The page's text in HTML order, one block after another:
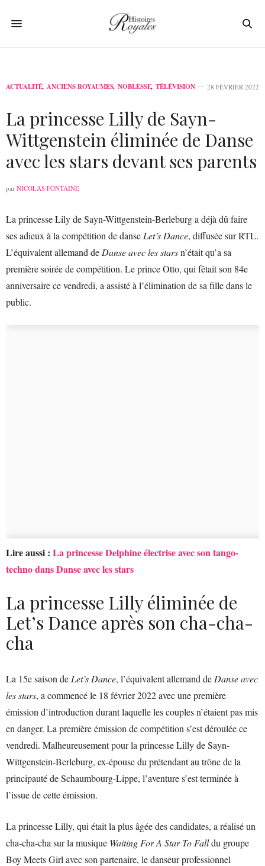
ACTUALITÉ, ANCIENS ROYAUMES, NOBLESSE, TÉLÉVISION 28 FÉVRIER 2022
La princesse Lilly de Sayn-
Wittgenstein éliminée de Danse
avec les stars devant ses parents
par NICOLAS FONTAINE
La princesse Lily de Sayn-Wittgenstein-Berleburg a déjà dû faire
ses adieux à la compétition de danse Let’s Dance, diffusée sur RTL.
L’équivalent allemand de Danse avec les starsn’était qu’a sa
première soirée de compétition. Le prince Otto, qui fêtait son 84e
anniversaire ce vendredi, a assisté à l’élimination de sa fille dans le
public.
Lire aussi : La princesse Delphine électrise avec son tango-
techno dans Danse avec les stars
La princesse Lilly éliminée de
Let’s Dance après son cha-cha-
cha
La 15e saison de Let’s Dance, l’équivalent allemand de Danse avec
les stars, a commencé le 18 février 2022 avec une première
émission d’introduction durant laquelle les couples n’étaient pas mis
en danger. La première émission de compétition s’est déroulée ce
vendredi. Malheureusement pour la princesse Lilly de Sayn-
Wittgenstein-Berleburg, ex-épouse du prétendant au trône de la
principauté de Schaumbourg-Lippe, l’aventure s’est terminée à
l’issue de cette émission.
La princesse Lilly, qui était la plus âgée des candidates, a réalisé un
cha-cha-cha sur la musique Waiting For A Star To Falldu groupe
Boy Meets Girl avec son partenaire, le danseur professionnel